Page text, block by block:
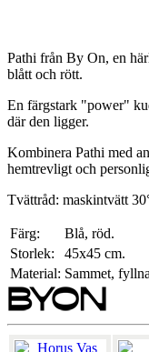
Pathi från By On, en
blått och rött.
En färgstark "power"
där den ligger.
Kombinera Pathi med
hemtrevligt och
Tvättråd: maskintvätt
Färg:
Blå, röd.
Storlek:
45x45 cm.
Material: Sammet,